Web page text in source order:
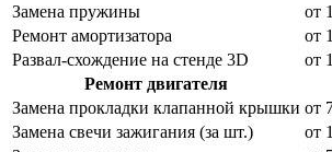
Замена пружины
от
Ремонт амортизатора
от
Развал-схождение на стенде 3D
от
Ремонт двигателя
Замена прокладки клапанной крышки от
Замена свечи зажигания (за шт.)
от